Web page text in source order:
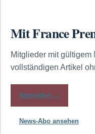
Mit France
Mitglieder mit
vollständigen Artikel
Anmelden →
News-Abo ansehen